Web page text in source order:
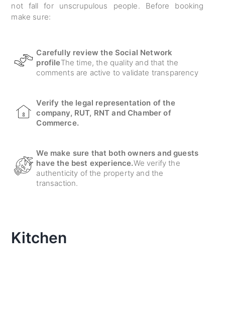
not fall for unscrupulous people. Before booking
make sure:
Carefully review the Social Network
profileThe time, the quality and that the
comments are active to validate transparency
Verify the legal representation of the
company, RUT, RNT and Chamber of
Commerce.
We make sure that both owners and guests
have the best experience.We verify the
authenticity of the property and the
transaction.
Kitchen